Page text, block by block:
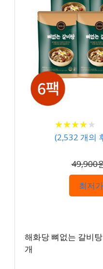
★★★★★
★★★★★
(2,532 개의
49,900
최저
해화당 뼈없는 갈비
개